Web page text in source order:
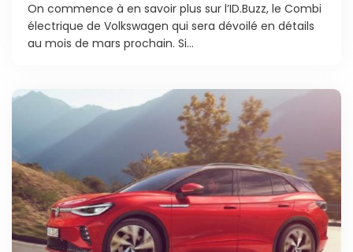
On commence à en savoir plus sur l’ID.Buzz, le Combi
électrique de Volkswagen qui sera dévoilé en détails
au mois de mars prochain. Si...